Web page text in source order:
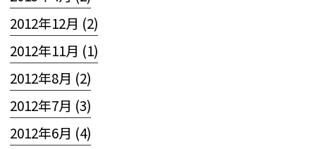
2012年12月 (2)
2012年11月 (1)
2012年8月 (2)
2012年7月 (3)
2012年6月 (4)